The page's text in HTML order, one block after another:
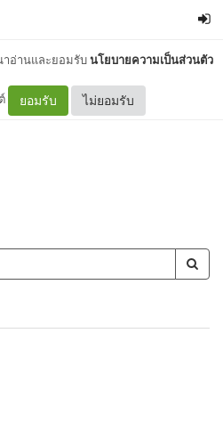
าอ่านและยอมรับนโยบายความเป็นส่วนตัว
ยอมรับ ไม่ยอมรับ